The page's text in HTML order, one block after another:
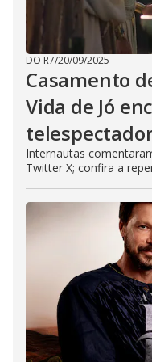
DO R7/20/09/2025
Casamento
Vida de Jó
Internautas
Twitter X; confira a